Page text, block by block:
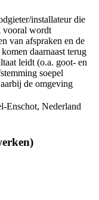
installateur die
vooral wordt
van afspraken en de
daarnaast terug
leidt (o.a. goot- en
soepel
de omgeving
Enschot, Nederland